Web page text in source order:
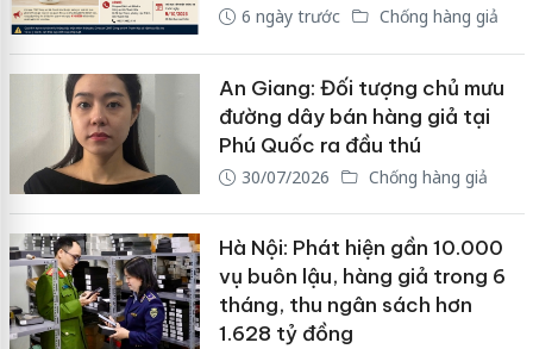
6 ngày trước Chống hàng giả
An Giang: Đối tượng chủ mưu
đường dây bán hàng giả tại
Phú Quốc ra đầu thú
30/07/2026 Chống hàng giả
Hà Nội: Phát hiện gần 10.000
vụ buôn lậu, hàng giả trong 6
tháng, thu ngân sách hơn
1.628 tỷ đồng